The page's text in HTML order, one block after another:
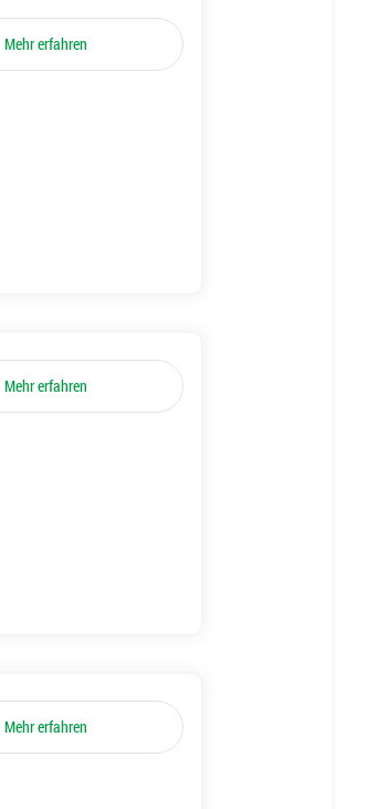
Mehr erfahren
Mehr erfahren
Mehr erfahren